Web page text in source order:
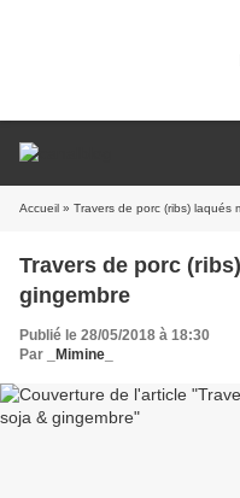
Accueil » Travers de porc (ribs) laqués
Travers de porc
gingembre
Publié le 28/05/2018 à 18:30
Par
_Mimine_